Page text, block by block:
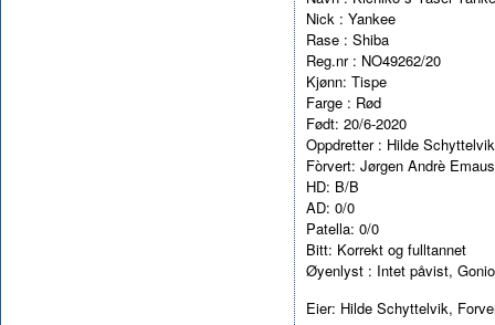
Nick : Yankee
Rase : Shiba
Reg.nr : NO49262/20
Kjønn: Tispe
Farge : Rød
Født: 20/6-2020
Oppdretter : Hilde Schyttelvik
Fòrvert: Jørgen Andrè
HD: B/B
AD: 0/0
Patella: 0/0
Bitt: Korrekt og fulltannet
Øyenlyst : Intet påvist,
Eier: Hilde Schyttelvik,